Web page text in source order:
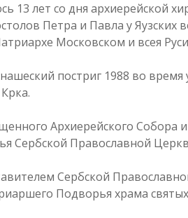
13 лет со дня архиерейской
Петра и Павла у Яузских
Московском и всея
постриг 1988 во
Архиерейского Собора
Сербской Православной
Сербской
Подворья храма